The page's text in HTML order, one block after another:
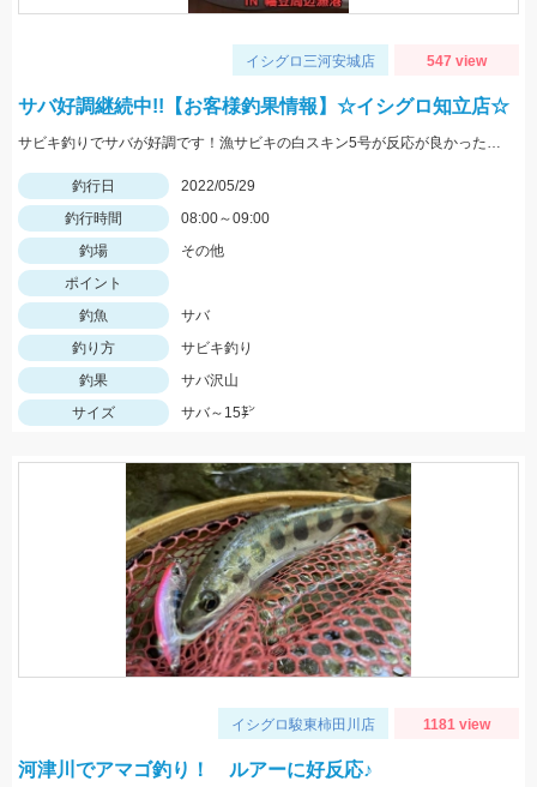
イシグロ三河安城店 547 view
サバ好調継続中!!【お客様釣果情報】☆イシグロ知立店☆
サビキ釣りでサバが好調です！漁サビキの白スキン5号が反応が良かったそうです♪
釣行日
2022/05/29
釣行時間
08:00～09:00
釣場
その他
ポイント
釣魚
サバ
釣り方
サビキ釣り
釣果
サバ沢山
サイズ
サバ～15㌢
イシグロ駿東柿田川店 1181 view
河津川でアマゴ釣り！ ルアーに好反応♪